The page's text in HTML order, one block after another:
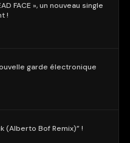
FACE », un nouveau single
!
garde électronique
(Alberto Bof Remix)” !